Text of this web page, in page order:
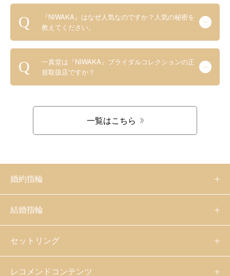
『NIWAKA』はなぜ人気なのですか？人気の秘密を
教えてください。
一真堂は『NIWAKA』ブライダルコレクションの正
規取扱店ですか？
一覧はこちら
婚約指輪
結婚指輪
セットリング
レコメンドコンテンツ